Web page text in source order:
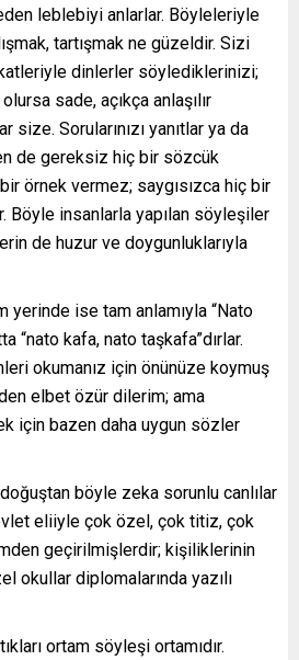
leblebiyi anlarlar. Böyleleriyle
tartışmak ne güzeldir. Sizi
dinlerler söylediklerinizi;
sade, açıkça anlaşılır
Sorularınızı yanıtlar ya da
de gereksiz hiç bir sözcük
örnek vermez; saygısızca hiç bir
Böyle insanlarla yapılan söyleşiler
de huzur ve doygunluklarıyla
yerinde ise tam anlamıyla “Nato
“nato kafa, nato taşkafa”dırlar.
okumanız için önünüze koymuş
elbet özür dilerim; ama
için bazen daha uygun sözler
böyle zeka sorunlu canlılar
eliiyle çok özel, çok titiz, çok
geçirilmişlerdir; kişiliklerinin
okullar diplomalarında yazılı
ortam söyleşi ortamıdır.